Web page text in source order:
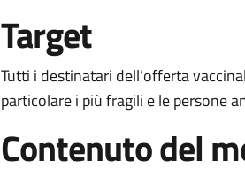
Target
Tutti i destinatari dell’offerta
particolare i più fragili e le persone
Contenuto del